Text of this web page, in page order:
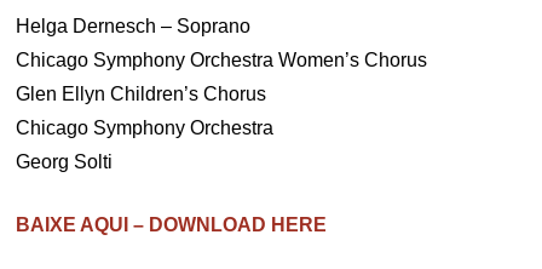
Helga Dernesch – Soprano
Chicago Symphony Orchestra Women’s Chorus
Glen Ellyn Children’s Chorus
Chicago Symphony Orchestra
Georg Solti
BAIXE AQUI – DOWNLOAD HERE